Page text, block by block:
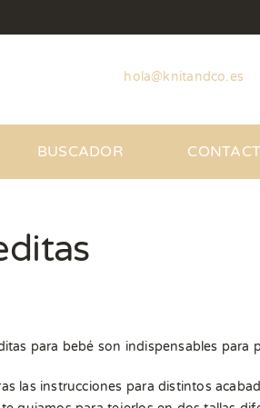
hola@knitandco.es
BUSCADOR
para bebé son indispensables para
las instrucciones para distintos